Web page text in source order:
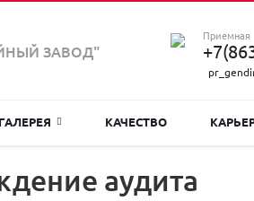
ЗАВОД"
Приемная
ГАЛЕРЕЯ КАЧЕСТВО
аудита